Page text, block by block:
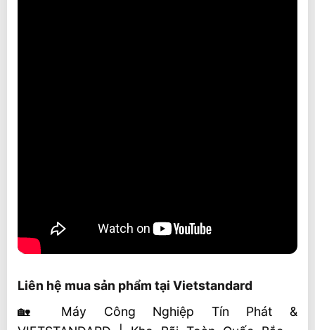
Liên hệ mua sản phẩm tại Vietstandard
🏡 Máy Công Nghiệp Tín Phát &